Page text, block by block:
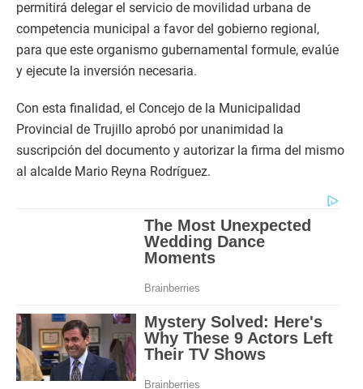
permitirá delegar el servicio de movilidad urbana de
competencia municipal a favor del gobierno regional,
para que este organismo gubernamental formule, evalúe
y ejecute la inversión necesaria.
Con esta finalidad, el Concejo de la Municipalidad
Provincial de Trujillo aprobó por unanimidad la
suscripción del documento y autorizar la firma del mismo
al alcalde Mario Reyna Rodríguez.